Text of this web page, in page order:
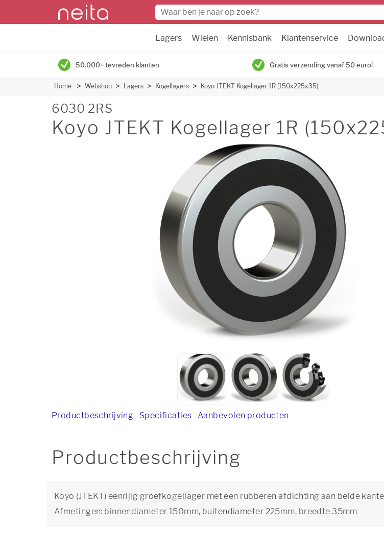
Lagers Wielen Kennisbank Klantenservice
50.000+ tevreden klanten Gratis verzending vanaf 50 euro!
Home Webshop Lagers Kogellagers Koyo JTEKT Kogellager 1R (150x225x35)
6030 2RS
Koyo JTEKT Kogellager 1R
Productbeschrijving Specificaties Aanbevolen producten
Productbeschrijving
Koyo (JTEKT) eenrijig groefkogellager met een rubberen afdichting aan beide
Afmetingen: binnendiameter 150mm, buitendiameter 225mm, breedte 35mm